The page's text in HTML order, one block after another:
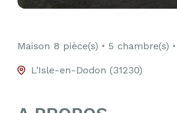
Maison 8 pièce(s) 5 chambre(s)
L'Isle-en-Dodon (31230)